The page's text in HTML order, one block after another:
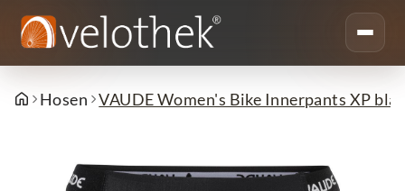
Hosen VAUDE Women's Bike Innerpants XP